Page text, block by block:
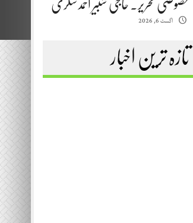
خصوصی تحریر. حاجی شبیر احمد شگری
اگست 6, 2026
تازہ ترین اخبار